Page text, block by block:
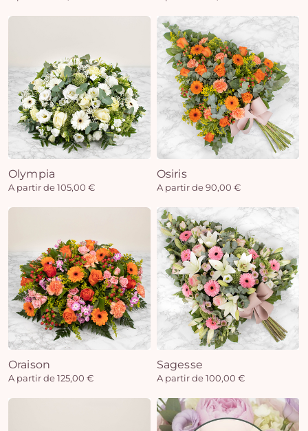
Olympia
A partir de 105,00 €
Osiris
A partir de 90,00 €
Oraison
A partir de 125,00 €
Sagesse
A partir de 100,00 €